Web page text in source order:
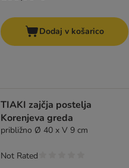
Dodaj v košarico
TIAKI zajčja postelja
Korenjeva greda
približno Ø 40 x V 9 cm
Not Rated